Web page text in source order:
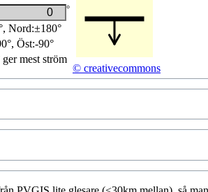
°
Nord:±180°
Öst:-90°
ger mest ström
© creativecommons